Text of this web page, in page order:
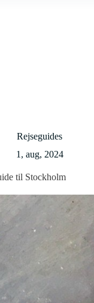
Rejseguides
1, aug, 2024
til Stockholm